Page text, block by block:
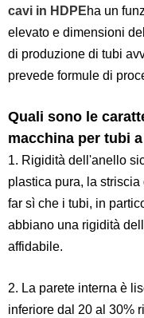
cavi in ​​HDPEha un
elevato e dimensioni
di produzione di tubi
prevede formule di
Quali sono le
macchina per tubi
1. Rigidità dell'anello
plastica pura, la
far sì che i tubi, in
abbiano una rigidità
affidabile.
2. La parete interna è
inferiore dal 20 al 30%